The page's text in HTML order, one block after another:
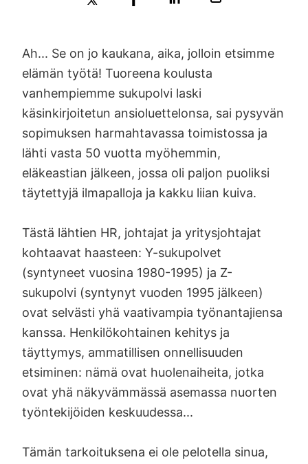
Ah... Se on jo kaukana, aika, jolloin etsimme
elämän työtä! Tuoreena koulusta
vanhempiemme sukupolvi laski
käsinkirjoitetun ansioluettelonsa, sai pysyvän
sopimuksen harmahtavassa toimistossa ja
lähti vasta 50 vuotta myöhemmin,
eläkeastian jälkeen, jossa oli paljon puoliksi
täytettyjä ilmapalloja ja kakku liian kuiva.
Tästä lähtien HR, johtajat ja yritysjohtajat
kohtaavat haasteen: Y-sukupolvet
(syntyneet vuosina 1980-1995) ja Z-
sukupolvi (syntynyt vuoden 1995 jälkeen)
ovat selvästi yhä vaativampia työnantajiensa
kanssa. Henkilökohtainen kehitys ja
täyttymys, ammatillisen onnellisuuden
etsiminen: nämä ovat huolenaiheita, jotka
ovat yhä näkyvämmässä asemassa nuorten
työntekijöiden keskuudessa...
Tämän tarkoituksena ei ole pelotella sinua,